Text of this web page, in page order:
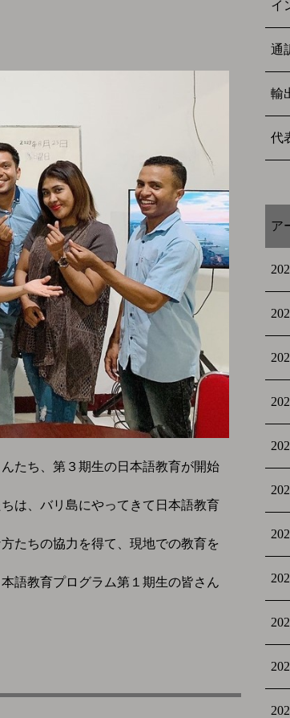
たち、第３期生の日本語教育が開始
は、バリ島にやってきて日本語教育
たちの協力を得て、現地での教育を
語教育プログラム第１期生の皆さん
イ
通
輸
代
ア